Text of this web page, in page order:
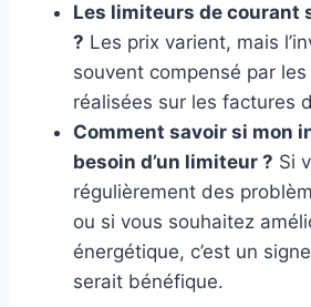
Les limiteurs de courant
? Les prix varient, mais
souvent compensé par
réalisées sur les factures
Comment savoir si mon
besoin d’un limiteur ? Si
régulièrement des
ou si vous souhaitez
énergétique, c’est un
serait bénéfique.